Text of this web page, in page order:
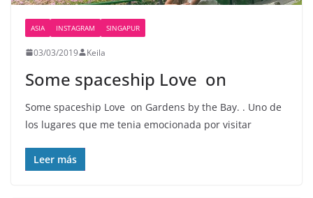
ASIA INSTAGRAM SINGAPUR
03/03/2019 Keila
Some spaceship Love ️ on
Some spaceship Love ️ on Gardens by the Bay. . Uno de
los lugares que me tenia emocionada por visitar
Leer más